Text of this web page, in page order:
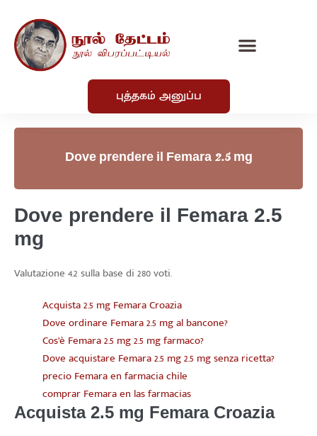
புத்தகம் அனுப்ப
Dove prendere il Femara 2.5 mg
Dove prendere il Femara 2.5
mg
Valutazione 4.2 sulla base di 280voti.
Acquista 2.5 mg Femara Croazia
Dove ordinare Femara 2.5 mg al bancone?
Cos’è Femara 2.5 mg 2.5 mg farmaco?
Dove acquistare Femara 2.5 mg 2.5 mg senza ricetta?
precio Femara en farmacia chile
comprar Femara en las farmacias
Acquista 2.5 mg Femara Croazia